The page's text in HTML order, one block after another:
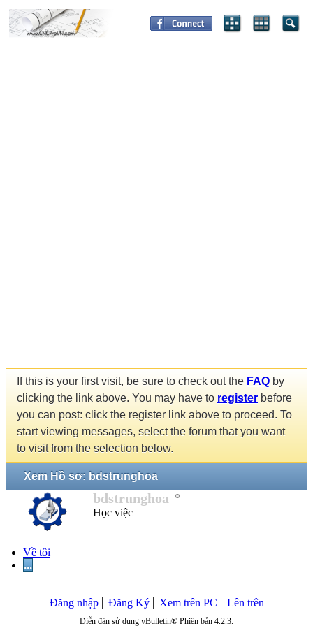
If this is your first visit, be sure to check out the FAQ by
clicking the link above. You may have to register before
you can post: click the register link above to proceed. To
start viewing messages, select the forum that you want
to visit from the selection below.
Xem Hồ sơ: bdstrunghoa
bdstrunghoa
Học việc
Về tôi
...
Đăng nhập Đăng Ký Xem trên PC Lên trên
Diễn đàn sử dụng vBulletin® Phiên bản 4.2.3.